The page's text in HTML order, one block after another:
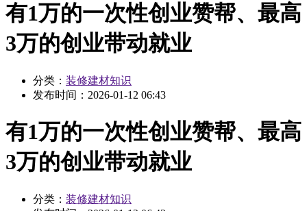
有1万的一次性创业赞帮、最高
3万的创业带动就业
分类： 装修建材知识
发布时间： 2026-01-12 06:43
有1万的一次性创业赞帮、最高
3万的创业带动就业
分类： 装修建材知识